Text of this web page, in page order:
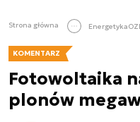
Strona główna Energetyka
KOMENTARZ
Fotowoltaika
plonów